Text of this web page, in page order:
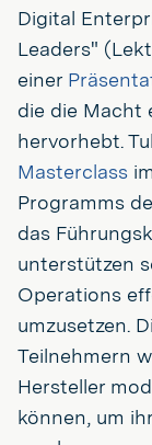
Digital
Leaders"
einer
die die Macht
hervorhebt.
Masterclass
Programms
das
unterstützen
Operations
umzusetzen.
Teilnehmern
Hersteller
können, um